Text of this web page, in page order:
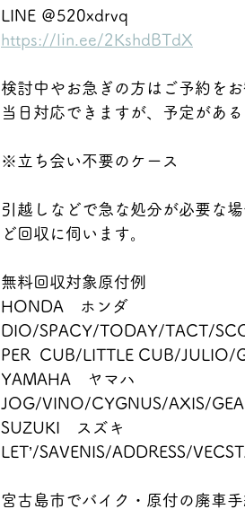
LINE ＠520xdrvq
https://lin.ee/2KshdBTdX
検討中やお急ぎの方はご予約をお
当日対応できますが、予定があ
※立ち会い不要のケース
引越しなどで急な処分が必要な
ど回収に伺います。
無料回収対象原付例
HONDA　ホンダ
DIO/SPACY/TODAY/TACT/
PER  CUB/LITTLE CUB/JULIO/
YAMAHA　ヤマハ
JOG/VINO/CYGNUS/AXIS/
SUZUKI　スズキ
LET’/SAVENIS/ADDRESS/
宮古島市でバイク・原付の廃車